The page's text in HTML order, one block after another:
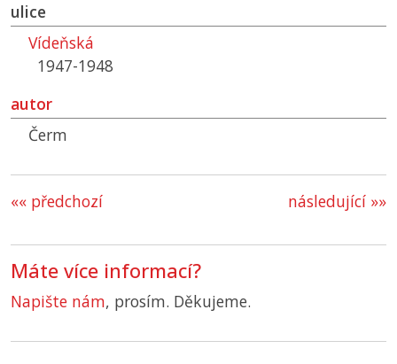
ulice
Vídeňská
1947-1948
autor
Čerm
následující »»
«« předchozí
Máte více informací?
Napište nám, prosím. Děkujeme.